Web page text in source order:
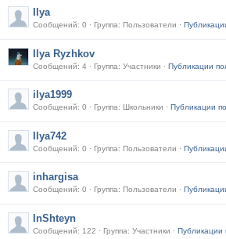
Ilya
Сообщений: 0 · Группа: Пользователи ·
Ilya Ryzhkov
Сообщений: 4 · Группа: Участники · Публикации
ilya1999
Сообщений: 0 · Группа: Школьники · Публикации
Ilya742
Сообщений: 0 · Группа: Пользователи ·
inhargisa
Сообщений: 0 · Группа: Пользователи ·
InShteyn
Сообщений: 122 · Группа: Участники · Публикации